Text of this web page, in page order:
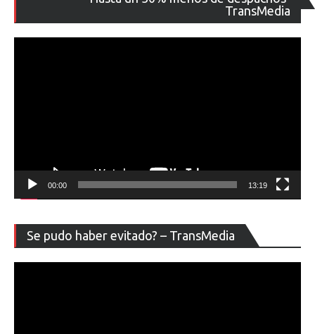
TransMedia
de
00:00 13:19
Se pudo haber evitado? – TransMedia
de